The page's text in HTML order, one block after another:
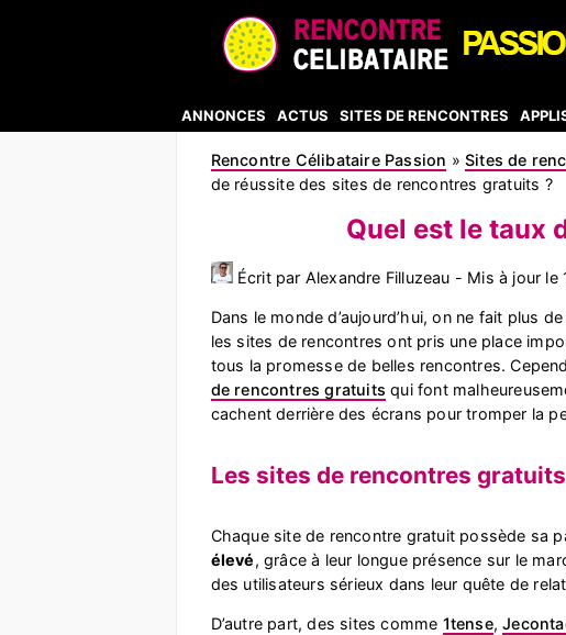
ANNONCES ACTUS SITES DE RENCONTRES
Rencontre Célibataire Passion »Sites de
de réussite des sites de rencontres gratuits ?
Quel est le taux
Écrit par Alexandre Filluzeau - Mis à jour
Dans le monde d’aujourd’hui, on ne fait plus
les sites de rencontres ont pris une place
tous la promesse de belles rencontres.
de rencontres gratuits qui font
cachent derrière des écrans pour tromper la
Les sites de rencontres
Chaque site de rencontre gratuit possède sa
élevé, grâce à leur longue présence sur le
des utilisateurs sérieux dans leur quête de
D’autre part, des sites comme 1tense,